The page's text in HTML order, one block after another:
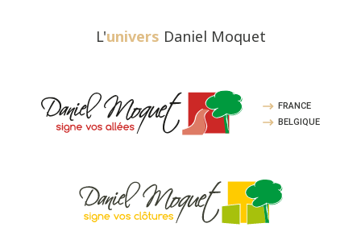
L'univers Daniel Moquet
FRANCE
BELGIQUE